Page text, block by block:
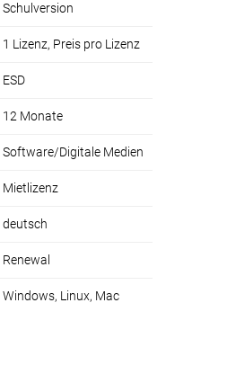
Schulversion
1 Lizenz, Preis pro Lizenz
ESD
12 Monate
Software/Digitale Medien
Mietlizenz
deutsch
Renewal
Windows, Linux, Mac